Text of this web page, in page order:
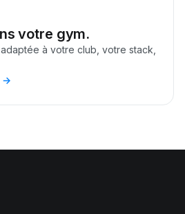
votre gym.
à votre club, votre stack,
→